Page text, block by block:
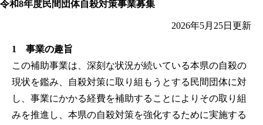
令和8年度民間団体自殺対策事業募集
2026年5月25日 更新
1 事業の趣旨
この補助事業は、深刻な状況が続いている本県の自殺の
現状を鑑み、自殺対策に取り組もうとする民間団体に対
し、事業にかかる経費を補助することによりその取り組
みを推進し、本県の自殺対策を強化するために実施する